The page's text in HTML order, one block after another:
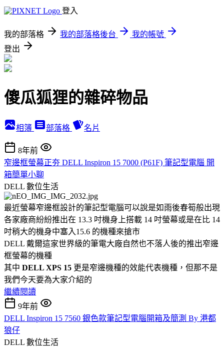
登入
我的部落格 我的部落格後台
我的帳號
登出
傻瓜狐狸的雜碎物品
相簿 部落格 名片
8年前
窄邊框螢幕正夯 DELL Inspiron 15 7000 (P61F) 筆記型電腦 開
箱簡單小聊
DELL 數位生活
最近螢幕窄邊框設計的筆記型電腦可以說是如雨後春筍般出現
各家廠商紛紛推出在 13.3 吋機身上搭載 14 吋螢幕或是在比 14
吋稍大的機身中塞入15.6 的機種來搶市
DELL 戴爾這家世界級的筆電大廠自然也不落人後的推出窄邊
框螢幕的機種
其中 DELL XPS 15 更是窄邊機種的效能代表機種，但那不是
我們今天要為大家介紹的
繼續閱讀
9年前
DELL Inspiron 15 7560 銀色款筆記型電腦開箱及簡測 By 港都
狼仔
DELL 數位生活